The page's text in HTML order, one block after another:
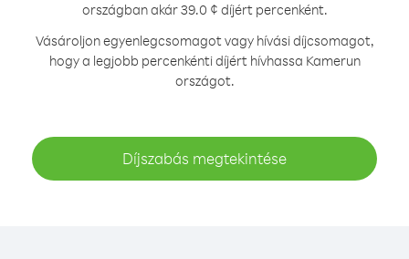
országban akár 39.0 ¢ díjért percenként.
Vásároljon egyenlegcsomagot vagy hívási díjcsomagot,
hogy a legjobb percenkénti díjért hívhassa Kamerun
országot.
Díjszabás megtekintése